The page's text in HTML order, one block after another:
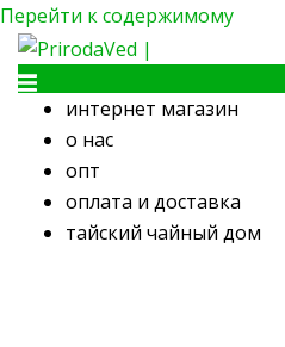
Перейти к содержимому
интернет магазин
о нас
опт
оплата и доставка
тайский чайный дом